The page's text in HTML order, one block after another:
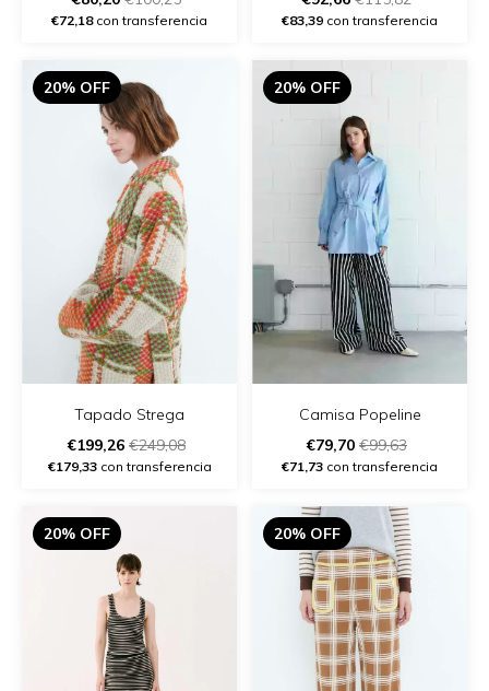
€72,18con transferencia €83,39 con transferencia
20% OFF
Tapado Strega
€199,26 €249,08
€179,33con transferencia
20% OFF
Camisa Popeline
€79,70 €99,63
€71,73 con transferencia
20% OFF 20% OFF